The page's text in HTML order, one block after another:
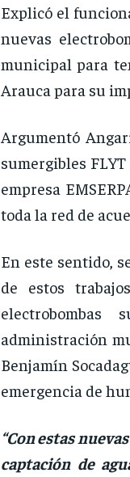
Explicó el
nuevas
municipal para
Arauca para su
Argumentó
sumergibles
empresa
toda la red de
En este sentido,
de estos
administración
Benjamín
emergencia de
“Con estas
captación de